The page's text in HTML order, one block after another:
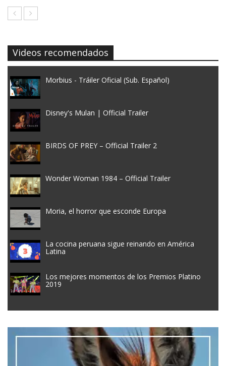
Videos recomendados
Morbius - Tráiler Oficial (Sub. Español)
Disney's Mulan | Official Trailer
BIRDS OF PREY – Official Trailer 2
Wonder Woman 1984 – Official Trailer
Moria, el horror que esconde Europa
La cocina peruana sigue reinando en América
Latina
Los mejores momentos de los Premios Platino
2019